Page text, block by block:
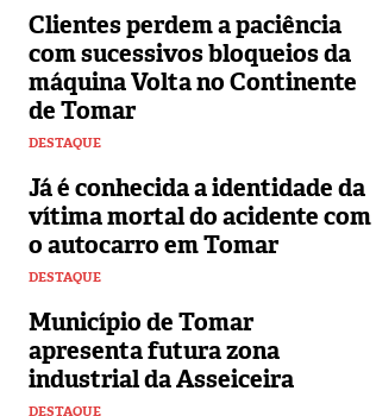
Clientes perdem a paciência
com sucessivos bloqueios da
máquina Volta no Continente
de Tomar
DESTAQUE
Já é conhecida a identidade da
vítima mortal do acidente com
o autocarro em Tomar
DESTAQUE
Município de Tomar
apresenta futura zona
industrial da Asseiceira
DESTAQUE